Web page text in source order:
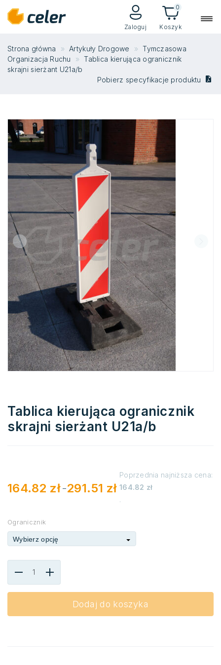
Zaloguj Koszyk
0
Strona główna Artykuły Drogowe
Tymczasowa
Organizacja Ruchu
Tablica kierująca ogranicznik
skrajni sierżant U21a/b
Pobierz specyfikacje produktu
Tablica kierująca ogranicznik
skrajni sierżant U21a/b
164.82 zł –291.51 zł
Zakres
164.82 zł
do
291.51 zł
Poprzednia najniższa cena:
164.82 zł
.
Ogranicznik
Wybierz opcję
Dodaj do koszyka